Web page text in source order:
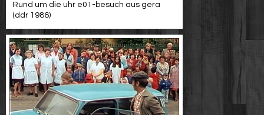
Rund um die uhr e01-besuch aus gera
(ddr 1986)